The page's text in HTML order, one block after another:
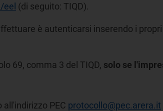
eel (di seguito: TIQD).
è autenticarsi inserendo i
69, comma 3 del TIQD, solo se
PEC protocollo@pec.arera.it